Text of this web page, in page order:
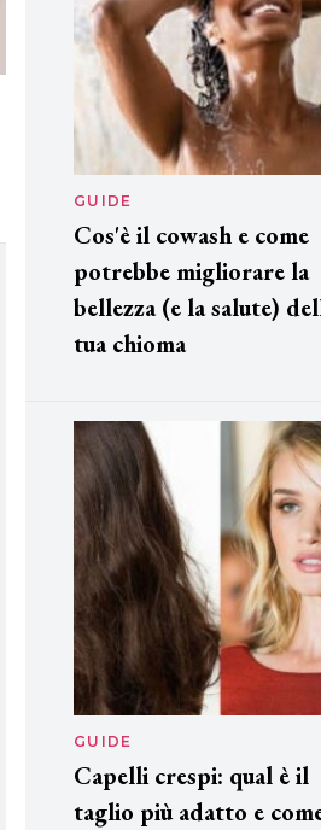
GUIDE
Cos'è il cowash e come
potrebbe migliorare la
bellezza (e la salute)
tua chioma
GUIDE
Capelli crespi: qual è il
taglio più adatto e